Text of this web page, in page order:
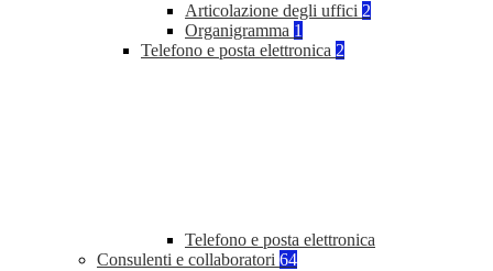
Articolazione degli uffici 2
Organigramma 1
Telefono e posta elettronica 2
Telefono e posta elettronica
Consulenti e collaboratori 64